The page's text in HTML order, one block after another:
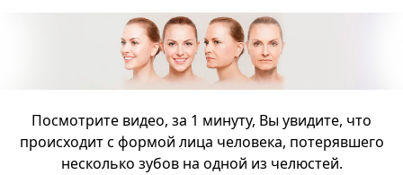
Посмотрите видео, за 1 минуту, Вы увидите, что
происходит с формой лица человека, потерявшего
несколько зубов на одной из челюстей.